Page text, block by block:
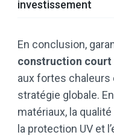
investissement
En conclusion,
construction court
aux fortes chaleurs
stratégie globale.
matériaux, la
la protection UV et